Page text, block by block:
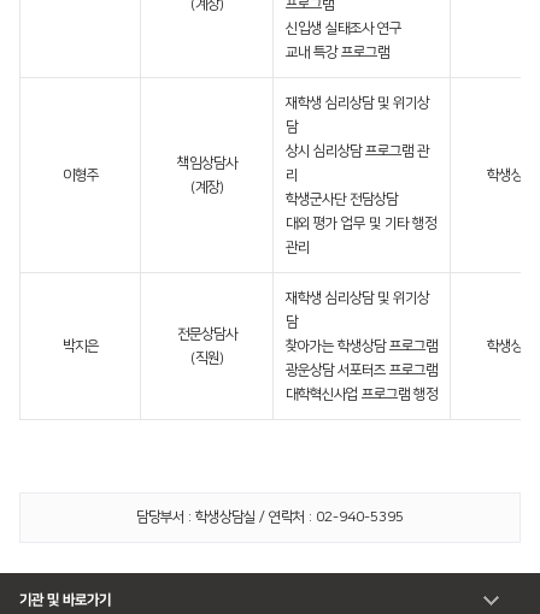
(계장)
프로그램
신입생 실태조사 연구
교내 특강 프로그램
이형주
책임상담사
(계장)
재학생 심리상담 및 위기상
담
상시 심리상담 프로그램 관
리
학생군사단 전담상담
대외 평가 업무 및 기타 행정
관리
학생상담
박지은
전문상담사
(직원)
재학생 심리상담 및 위기상
담
찾아가는 학생상담 프로그램
광운상담 서포터즈 프로그램
대학혁신사업 프로그램 행정
학생상담
담당부서 : 학생상담실 / 연락처 : 02-940-5395
기관 및 바로가기